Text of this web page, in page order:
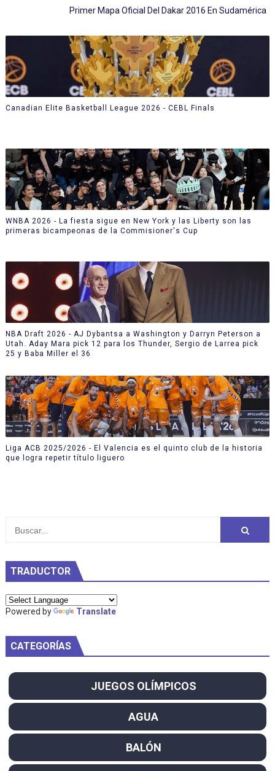
Primer Mapa Oficial Del Dakar 2016 En Sudamérica
Canadian Elite Basketball League 2026 - CEBL Finals
WNBA 2026 - La fiesta sigue en New York y las Liberty son las
primeras bicampeonas de la Commisioner's Cup
NBA Draft 2026 - AJ Dybantsa a Washington y Darryn Peterson a
Utah. Aday Mara pick 12 para los Thunder, Sergio de Larrea pick
25 y Baba Miller el 36
Liga ACB 2025/2026 - El Valencia es el quinto club de la historia
que logra repetir título liguero
TRADUCTOR
Powered by Translate
CATEGORÍAS
JUEGOS OLÍMPICOS
AGUA
BALÓN